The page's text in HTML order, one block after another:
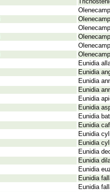
Eunidia
Eunidia
Eunidia
Eunidia
Eunidia
Eunidia
Eunidia
Eunidia
Eunidia
Eunidia
Eunidia
Eunidia
Eunidia
Eunidia
Eunidia